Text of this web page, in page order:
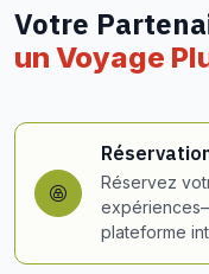
Votre
un Voyage
Réservez
plateforme